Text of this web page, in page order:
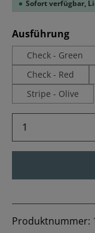
Sofort verfügbar,
Ausführung
Check - Green
Check - Red
Stripe - Olive
Produkt
Produktnummer: